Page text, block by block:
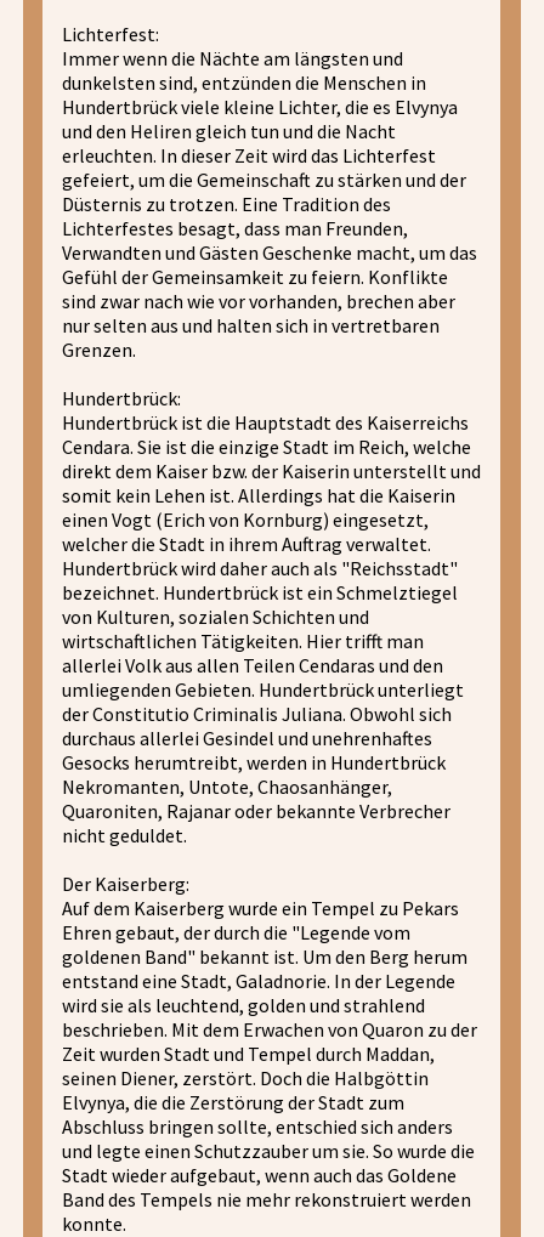
Lichterfest:
Immer wenn die Nächte am längsten und
dunkelsten sind, entzünden die Menschen in
Hundertbrück viele kleine Lichter, die es Elvynya
und den Heliren gleich tun und die Nacht
erleuchten. In dieser Zeit wird das Lichterfest
gefeiert, um die Gemeinschaft zu stärken und der
Düsternis zu trotzen. Eine Tradition des
Lichterfestes besagt, dass man Freunden,
Verwandten und Gästen Geschenke macht, um das
Gefühl der Gemeinsamkeit zu feiern. Konflikte
sind zwar nach wie vor vorhanden, brechen aber
nur selten aus und halten sich in vertretbaren
Grenzen.
Hundertbrück:
Hundertbrück ist die Hauptstadt des Kaiserreichs
Cendara. Sie ist die einzige Stadt im Reich, welche
direkt dem Kaiser bzw. der Kaiserin unterstellt und
somit kein Lehen ist. Allerdings hat die Kaiserin
einen Vogt (Erich von Kornburg) eingesetzt,
welcher die Stadt in ihrem Auftrag verwaltet.
Hundertbrück wird daher auch als "Reichsstadt"
bezeichnet. Hundertbrück ist ein Schmelztiegel
von Kulturen, sozialen Schichten und
wirtschaftlichen Tätigkeiten. Hier trifft man
allerlei Volk aus allen Teilen Cendaras und den
umliegenden Gebieten. Hundertbrück unterliegt
der Constitutio Criminalis Juliana. Obwohl sich
durchaus allerlei Gesindel und unehrenhaftes
Gesocks herumtreibt, werden in Hundertbrück
Nekromanten, Untote, Chaosanhänger,
Quaroniten, Rajanar oder bekannte Verbrecher
nicht geduldet.
Der Kaiserberg:
Auf dem Kaiserberg wurde ein Tempel zu Pekars
Ehren gebaut, der durch die "Legende vom
goldenen Band" bekannt ist. Um den Berg herum
entstand eine Stadt, Galadnorie. In der Legende
wird sie als leuchtend, golden und strahlend
beschrieben. Mit dem Erwachen von Quaron zu der
Zeit wurden Stadt und Tempel durch Maddan,
seinen Diener, zerstört. Doch die Halbgöttin
Elvynya, die die Zerstörung der Stadt zum
Abschluss bringen sollte, entschied sich anders
und legte einen Schutzzauber um sie. So wurde die
Stadt wieder aufgebaut, wenn auch das Goldene
Band des Tempels nie mehr rekonstruiert werden
konnte.